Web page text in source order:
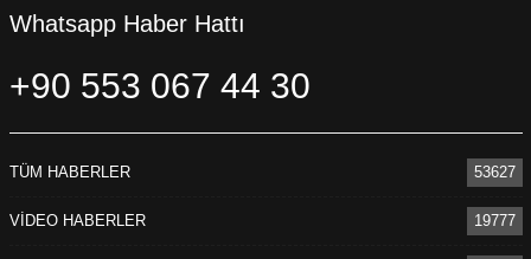
Whatsapp Haber Hattı
+90 553 067 44 30
TÜM HABERLER 53627
VİDEO HABERLER 19777